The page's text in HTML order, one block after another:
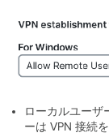
ローカルユーザ
ーは VPN 接続